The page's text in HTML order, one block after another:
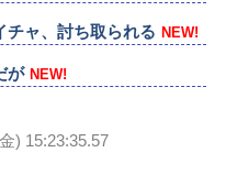
チャ、討ち取られる NEW!
が NEW!
) 15:23:35.57